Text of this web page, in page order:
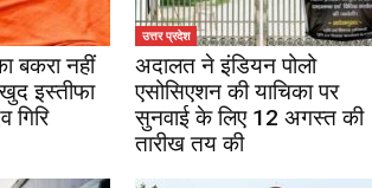
बकरा नहीं
खुद इस्तीफा
गिरि
उत्तर प्रदेश
अदालत ने इंडियन पोलो
एसोसिएशन की याचिका पर
सुनवाई के लिए 12 अगस्त की
तारीख तय की